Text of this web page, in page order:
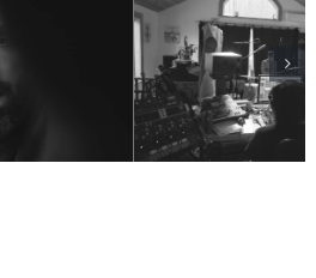
Épisode 3 | La
batterie